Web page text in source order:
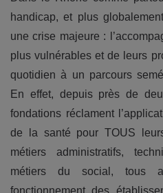
handicap, et plus
une crise majeure :
plus vulnérables et de leurs
quotidien à un parcours
En effet, depuis près de
fondations réclament
de la santé pour TOUS
métiers administratifs,
métiers du social, tous
fonctionnement des